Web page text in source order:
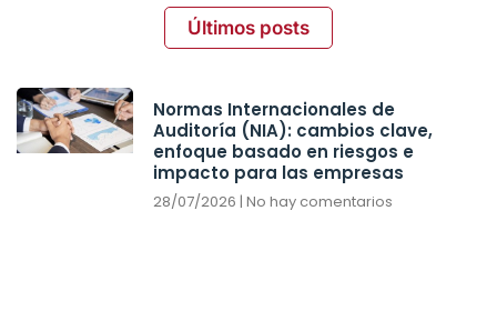
Últimos posts
Normas Internacionales de
Auditoría (NIA): cambios clave,
enfoque basado en riesgos e
impacto para las empresas
28/07/2026 No hay comentarios